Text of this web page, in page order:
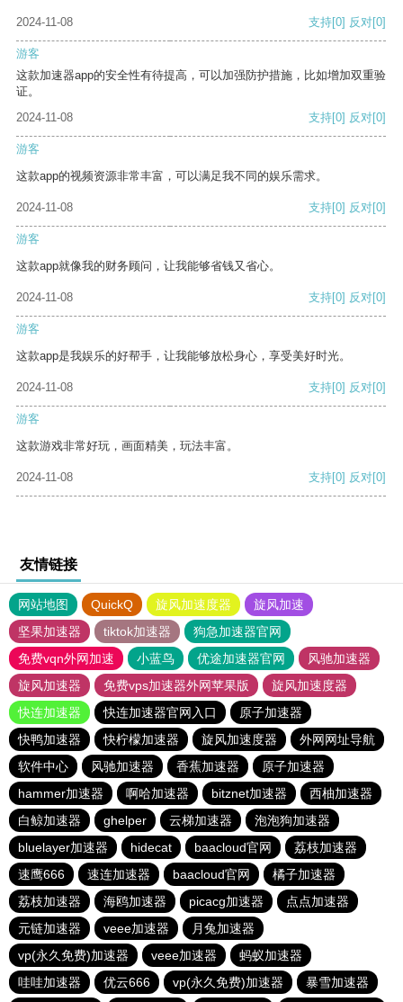
2024-11-08 支持[0] 反对[0]
游客
这款加速器app的安全性有待提高，可以加强防护措施，比如增加双重验
证。
2024-11-08
支持[0] 反对[0]
游客
这款app的视频资源非常丰富，可以满足我不同的娱乐需求。
2024-11-08 支持[0] 反对[0]
游客
这款app就像我的财务顾问，让我能够省钱又省心。
2024-11-08 支持[0] 反对[0]
游客
这款app是我娱乐的好帮手，让我能够放松身心，享受美好时光。
2024-11-08 支持[0] 反对[0]
游客
这款游戏非常好玩，画面精美，玩法丰富。
2024-11-08 支持[0] 反对[0]
友情链接
网站地图 QuickQ 旋风加速度器
旋风加速
坚果加速器
tiktok加速器
狗急加速器官网
免费vqn外网加速
小蓝鸟 优途加速器官网
风驰加速器
旋风加速器
免费vps加速器外网苹果版
旋风加速度器
快连加速器
快连加速器官网入口
原子加速器
快鸭加速器
快柠檬加速器 旋风加速度器
外网网址导航
软件中心
风驰加速器 香蕉加速器
原子加速器
hammer加速器
啊哈加速器 bitznet加速器
西柚加速器
白鲸加速器
ghelper 云梯加速器
泡泡狗加速器
bluelayer加速器
hidecat baacloud官网
荔枝加速器
速鹰666
速连加速器 baacloud官网
橘子加速器
荔枝加速器
海鸥加速器 picacg加速器
点点加速器
元链加速器
veee加速器
月兔加速器
vp(永久免费)加速器
veee加速器
蚂蚁加速器
哇哇加速器
优云666 vp(永久免费)加速器 暴雪加速器